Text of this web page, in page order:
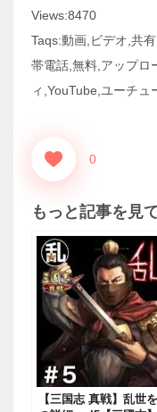
Views:8470
Taqs:動画,ビデオ,共
帯電話,無料,アップロ
ィ,YouTube,ユーチュ
0
もっと記事を見
【三国志 真戦】乱世